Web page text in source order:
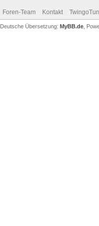
Foren-Team Kontakt
Deutsche Übersetzung: MyBB.de,